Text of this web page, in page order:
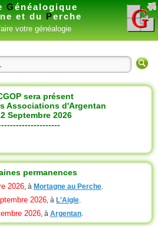
Généalogique
et du Perche
votre généalogie
sera présent
Associations d'Argentan
Septembre 2026
permanences
2026, à Mortagne au Perche.
2026, à L'Aigle.
2026, à Argentan.